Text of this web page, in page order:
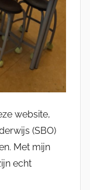
website,
(SBO)
Met mijn
echt